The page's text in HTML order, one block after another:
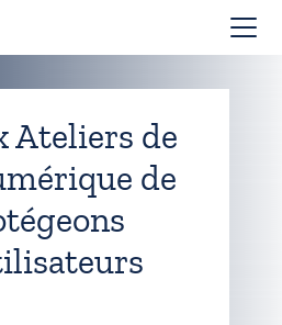
Ateliers de
de